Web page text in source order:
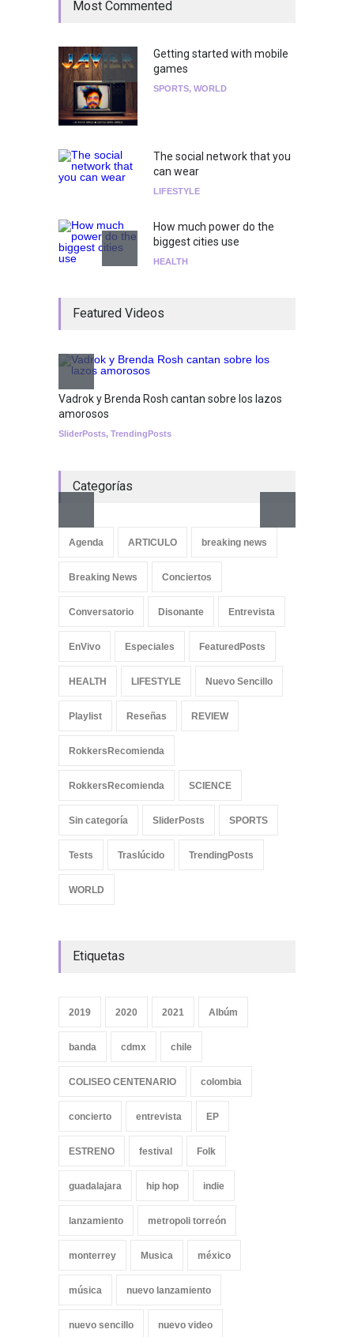
Most Commented
Getting started with mobile
games
SPORTS, WORLD
The social network that you
can wear
LIFESTYLE
How much power do the
biggest cities use
HEALTH
el show de Richie O'Farrill
becoming a reality
Featured Videos
Vadrok y Brenda Rosh cantan sobre los lazos
amorosos
SliderPosts, TrendingPosts
Categorías
Agenda ARTICULO breaking news
Breaking News Conciertos
Conversatorio Disonante Entrevista
EnVivo Especiales FeaturedPosts
HEALTH LIFESTYLE Nuevo Sencillo
Playlist Reseñas REVIEW
RokkersRecomienda
RokkersRecomienda SCIENCE
Sin categoría SliderPosts SPORTS
Tests Traslúcido TrendingPosts
WORLD
Etiquetas
2019 2020 2021 Albúm
banda cdmx chile
COLISEO CENTENARIO colombia
concierto entrevista EP
ESTRENO festival Folk
guadalajara hip hop indie
lanzamiento metropoli torreón
monterrey Musica méxico
música nuevo lanzamiento
nuevo sencillo nuevo video